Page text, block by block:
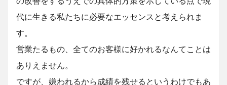
代に生きる私たちに必要なエッセンスと考えられま
す。
営業たるもの、全てのお客様に好かれるなんてことは
ありえません。
ですが、嫌われるから成績を残せるというわけでもあ